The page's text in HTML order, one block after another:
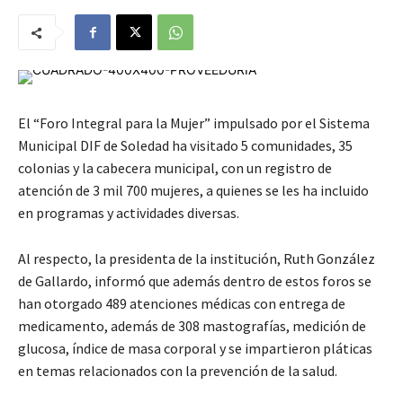
El “Foro Integral para la Mujer” impulsado por el Sistema
Municipal DIF de Soledad ha visitado 5 comunidades, 35
colonias y la cabecera municipal, con un registro de
atención de 3 mil 700 mujeres, a quienes se les ha incluido
en programas y actividades diversas.
Al respecto, la presidenta de la institución, Ruth González
de Gallardo, informó que además dentro de estos foros se
han otorgado 489 atenciones médicas con entrega de
medicamento, además de 308 mastografías, medición de
glucosa, índice de masa corporal y se impartieron pláticas
en temas relacionados con la prevención de la salud.